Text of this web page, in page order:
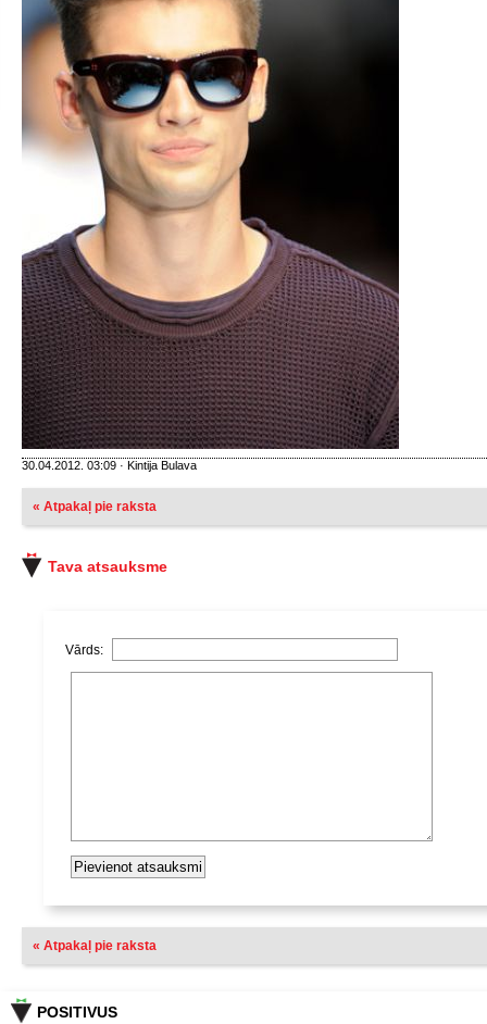
30.04.2012. 03:09 · Kintija Bulava
« Atpakaļ pie raksta
Tava atsauksme
Vārds:
« Atpakaļ pie raksta
POSITIVUS